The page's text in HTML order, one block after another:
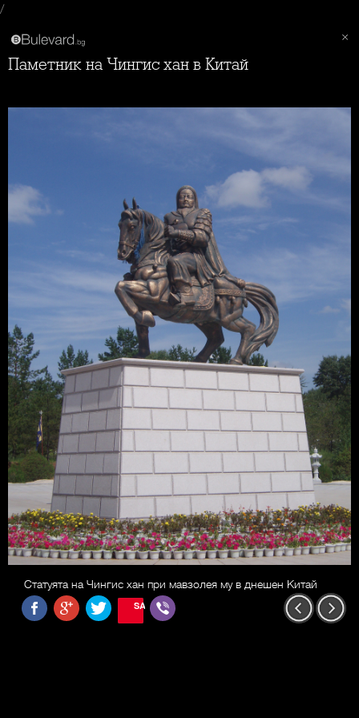
/
Паметник на Чингис хан в Китай
Статуята на Чингис хан при мавзолея му в днешен Китай
SAVE